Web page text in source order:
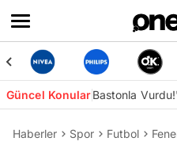
Güncel KonularBastonla Vurdu!
Haberler Spor Futbol